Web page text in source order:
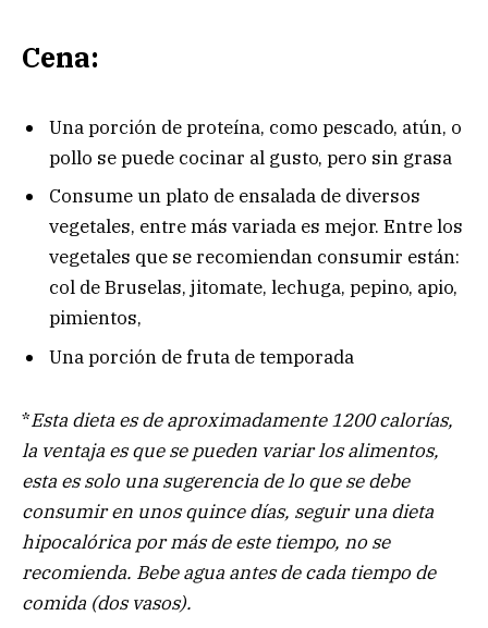
Cena:
Una porción de proteína, como pescado, atún, o
pollo se puede cocinar al gusto, pero sin grasa
Consume un plato de ensalada de diversos
vegetales, entre más variada es mejor. Entre los
vegetales que se recomiendan consumir están:
col de Bruselas, jitomate, lechuga, pepino, apio,
pimientos,
Una porción de fruta de temporada
*Esta dieta es de aproximadamente 1200 calorías,
la ventaja es que se pueden variar los alimentos,
esta es solo una sugerencia de lo que se debe
consumir en unos quince días, seguir una dieta
hipocalórica por más de este tiempo, no se
recomienda. Bebe agua antes de cada tiempo de
comida (dos vasos).